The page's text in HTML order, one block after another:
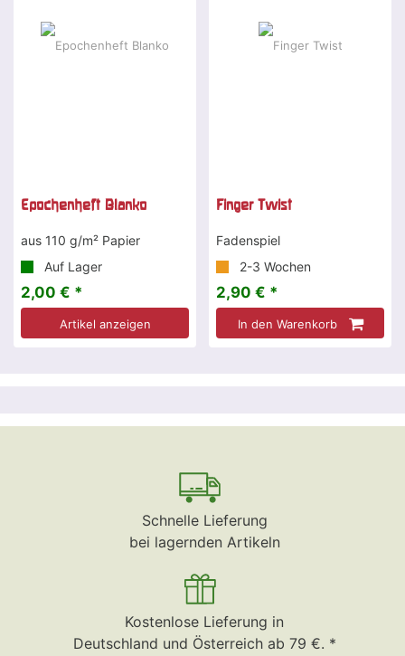
Epochenheft Blanko
aus 110 g/m² Papier
Auf Lager
2,00 € *
Artikel anzeigen
Finger Twist
Fadenspiel
2-3 Wochen
2,90 € *
In den Warenkorb
Schnelle Lieferung
bei lagernden Artikeln
Kostenlose Lieferung in
Deutschland und Österreich ab 79 €. *